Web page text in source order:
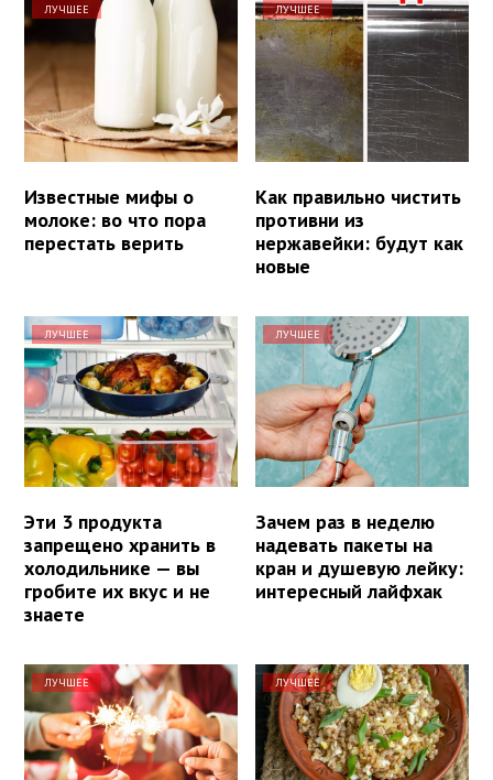
ЛУЧШЕЕ
Известные мифы о
молоке: во что пора
перестать верить
ЛУЧШЕЕ
Как правильно чистить
противни из
нержавейки: будут как
новые
ЛУЧШЕЕ
Эти 3 продукта
запрещено хранить в
холодильнике — вы
гробите их вкус и не
знаете
ЛУЧШЕЕ
Зачем раз в неделю
надевать пакеты на
кран и душевую лейку:
интересный лайфхак
ЛУЧШЕЕ ЛУЧШЕЕ